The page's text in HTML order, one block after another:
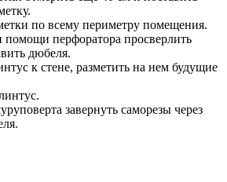
по всему периметру помещения.
помощи перфоратора просверлить
дюбеля.
к стене, разметить на нем будущие
завернуть саморезы через